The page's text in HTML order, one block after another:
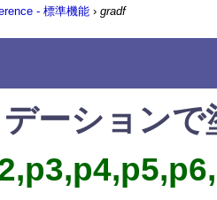
- 標準機能 › gradf
ーションで